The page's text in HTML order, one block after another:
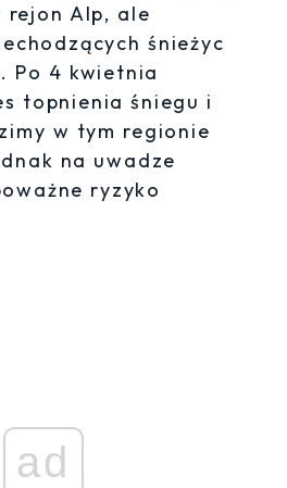
rejon Alp, ale
śnieżyc
Po 4 kwietnia
topnienia śniegu i
w tym regionie
na uwadze
ryzyko
ad